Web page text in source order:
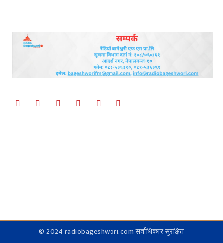
© 2024 radiobageshwori.com सर्वाधिकार सुरक्षित